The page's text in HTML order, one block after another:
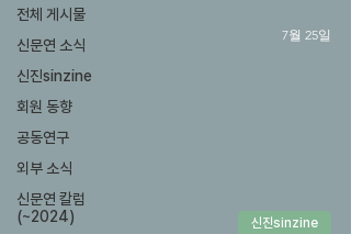
전체 게시물
신문연 소식
신진sinzine
회원 동향
공동연구
외부 소식
신문연 칼럼
(~2024)
신진sinzine
7월 25일